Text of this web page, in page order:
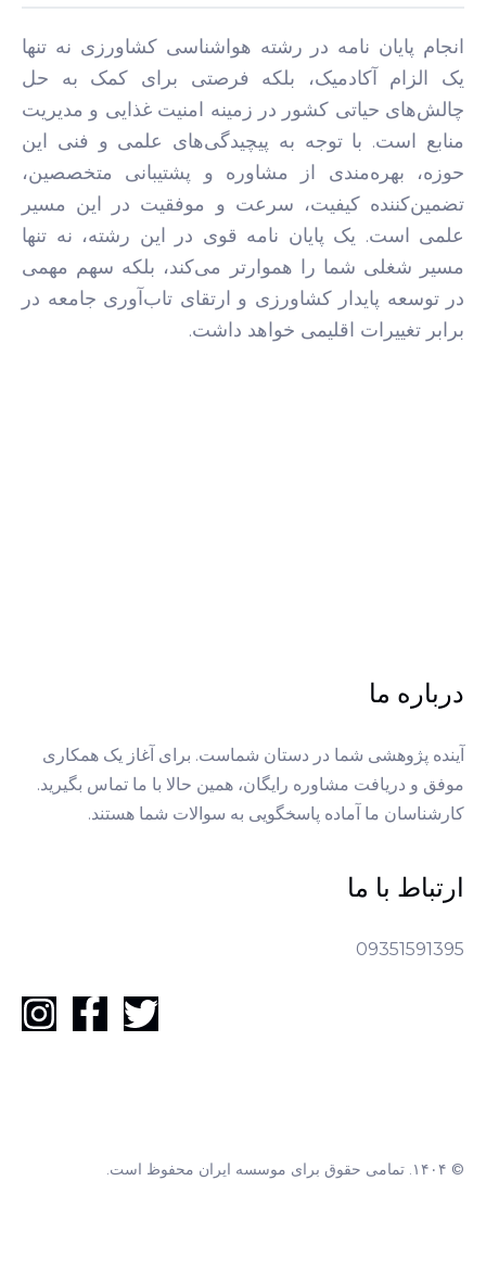
انجام پایان نامه در رشته هواشناسی کشاورزی نه تنها
یک الزام آکادمیک، بلکه فرصتی برای کمک به حل
چالش‌های حیاتی کشور در زمینه امنیت غذایی و مدیریت
منابع است. با توجه به پیچیدگی‌های علمی و فنی این
حوزه، بهره‌مندی از مشاوره و پشتیبانی متخصصین،
تضمین‌کننده کیفیت، سرعت و موفقیت در این مسیر
علمی است. یک پایان نامه قوی در این رشته، نه تنها
مسیر شغلی شما را هموارتر می‌کند، بلکه سهم مهمی
در توسعه پایدار کشاورزی و ارتقای تاب‌آوری جامعه در
برابر تغییرات اقلیمی خواهد داشت.
درباره ما
آینده پژوهشی شما در دستان شماست. برای آغاز یک همکاری
موفق و دریافت مشاوره رایگان، همین حالا با ما تماس بگیرید.
کارشناسان ما آماده پاسخگویی به سوالات شما هستند.
ارتباط با ما
09351591395
© ۱۴۰۴. تمامی حقوق برای موسسه ایران محفوظ است.